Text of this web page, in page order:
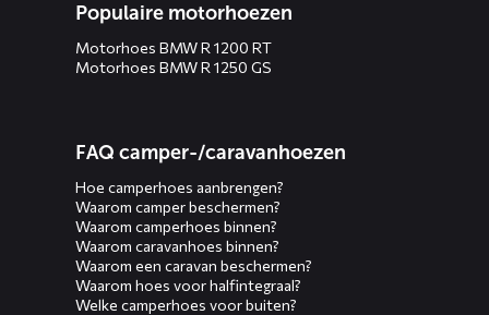
Populaire motorhoezen
Motorhoes BMW R 1200 RT
Motorhoes BMW R 1250 GS
FAQ camper-/caravanhoezen
Hoe camperhoes aanbrengen?
Waarom camper beschermen?
Waarom camperhoes binnen?
Waarom caravanhoes binnen?
Waarom een caravan beschermen?
Waarom hoes voor halfintegraal?
Welke camperhoes voor buiten?